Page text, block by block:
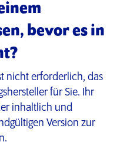
bevor es in
nicht erforderlich, das
für Sie. Ihr
inhaltlich und
Version zur